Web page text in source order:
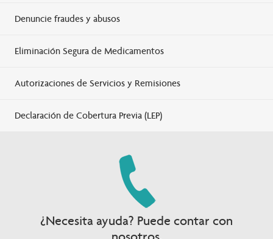
Denuncie fraudes y abusos
Eliminación Segura de Medicamentos
Autorizaciones de Servicios y Remisiones
Declaración de Cobertura Previa (LEP)
¿Necesita ayuda? Puede contar con